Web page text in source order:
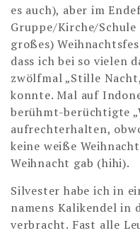
es auch), aber im
Gruppe/Kirche/Schule
großes)
dass ich bei so vielen
zwölfmal „Stille
konnte. Mal auf
berühmt-berüchtigte
aufrechterhalten,
keine weiße
Weihnacht gab (hihi).
Silvester habe ich in
namens Kalikendel in
verbracht. Fast alle